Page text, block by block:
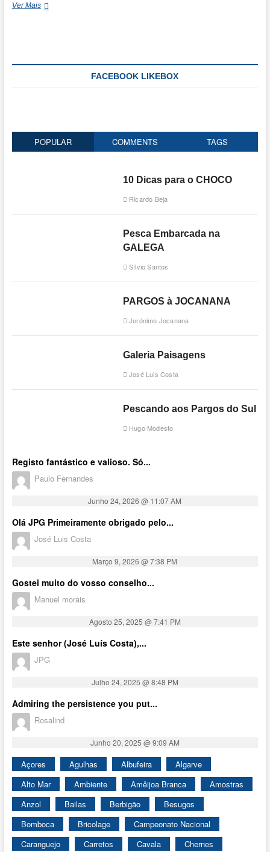
Ver MaisPequenas
FACEBOOK LIKEBOX
POPULAR COMMENTS TAGS
10 Dicas para o CHOCO
Ricardo Beja
Pesca Embarcada na
GALEGA
Sílvio Santos
PARGOS à JOCANANA
Jerónimo Jocanana
Galeria Paisagens
José Luis Costa
Pescando aos Pargos do Sul
Hugo Modesto
Registo fantástico e valioso. Só...
Paulo Fernandes
Junho 24, 2026 @ 11:07 AM
Olá JPG Primeiramente obrigado pelo...
José Luis Costa
Março 9, 2026 @ 7:38 PM
Gostei muito do vosso conselho...
Manuel morais
Agosto 25, 2025 @ 7:41 PM
Este senhor (José Luís Costa),...
JPG
Julho 24, 2025 @ 8:48 PM
Admiring the persistence you put...
Rosalind
Junho 20, 2025 @ 9:09 AM
Açores Agulhas Albufeira
Algarve
Alto Mar
Ambiente Amêijoa Branca
Amostras
Anzol
Bailas Berbigão
Besugos
Bomboca
Bricolage
Campeonato Nacional
Caranguejo
Carretos Cavala
Chernes